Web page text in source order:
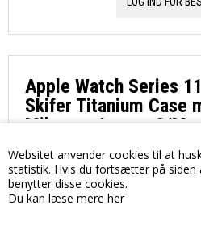
Websitet anvender cookies til at
statistik. Hvis du fortsætter på siden
benytter disse cookies.
Du kan læse mere her
Apple Watch Series
Skifer Titanium Case
Milanese Loop - S/M